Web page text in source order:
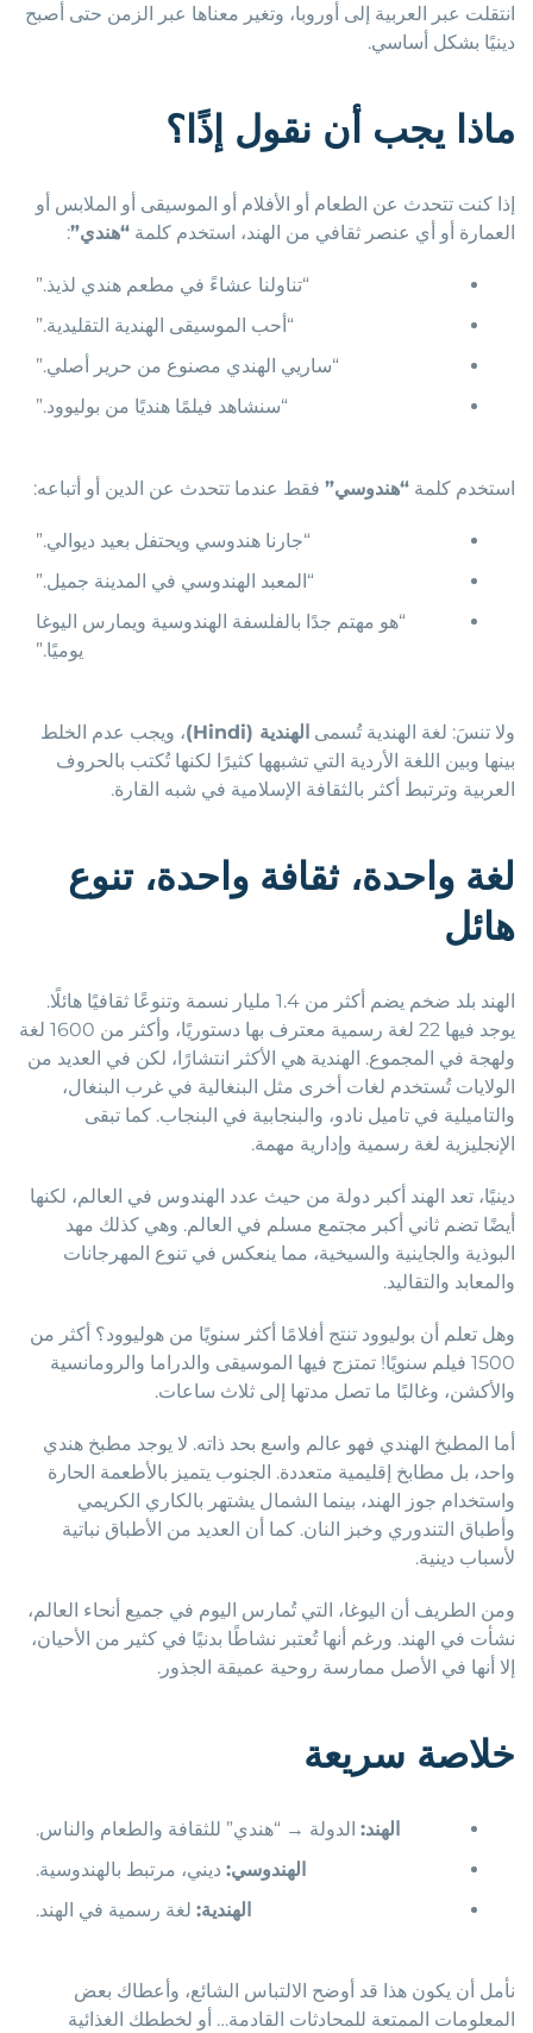
انتقلت عبر العربية إلى أوروبا، وتغير معناها عبر الزمن حتى أصبح
دينيًا بشكل أساسي.
ماذا يجب أن نقول إذًا؟
إذا كنت تتحدث عن الطعام أو الأفلام أو الموسيقى أو الملابس أو
العمارة أو أي عنصر ثقافي من الهند، استخدم كلمة “هندي”:
“تناولنا عشاءً في مطعم هندي لذيذ.”
“أحب الموسيقى الهندية التقليدية.”
“ساريي الهندي مصنوع من حرير أصلي.”
“سنشاهد فيلمًا هنديًا من بوليوود.”
استخدم كلمة “هندوسي”فقط عندما تتحدث عن الدين أو أتباعه:
“جارنا هندوسي ويحتفل بعيد ديوالي.”
“المعبد الهندوسي في المدينة جميل.”
“هو مهتم جدًا بالفلسفة الهندوسية ويمارس اليوغا
يوميًا.”
ولا تنسَ: لغة الهندية تُسمى الهندية ( Hindi
)، ويجب عدم الخلط
بينها وبين اللغة الأردية التي تشبهها كثيرًا لكنها تُكتب بالحروف
العربية وترتبط أكثر بالثقافة الإسلامية في شبه القارة.
لغة واحدة، ثقافة واحدة، تنوع
هائل
الهند بلد ضخم يضم أكثر من 1.4 مليار نسمة وتنوعًا ثقافيًا هائلًا.
يوجد فيها 22 لغة رسمية معترف بها دستوريًا، وأكثر من 1600 لغة
ولهجة في المجموع. الهندية هي الأكثر انتشارًا، لكن في العديد من
الولايات تُستخدم لغات أخرى مثل البنغالية في غرب البنغال،
والتاميلية في تاميل نادو، والبنجابية في البنجاب. كما تبقى
الإنجليزية لغة رسمية وإدارية مهمة.
دينيًا، تعد الهند أكبر دولة من حيث عدد الهندوس في العالم، لكنها
أيضًا تضم ثاني أكبر مجتمع مسلم في العالم. وهي كذلك مهد
البوذية والجاينية والسيخية، مما ينعكس في تنوع المهرجانات
والمعابد والتقاليد.
وهل تعلم أن بوليوود تنتج أفلامًا أكثر سنويًا من هوليوود؟ أكثر من
1500 فيلم سنويًا! تمتزج فيها الموسيقى والدراما والرومانسية
والأكشن، وغالبًا ما تصل مدتها إلى ثلاث ساعات.
أما المطبخ الهندي فهو عالم واسع بحد ذاته. لا يوجد مطبخ هندي
واحد، بل مطابخ إقليمية متعددة. الجنوب يتميز بالأطعمة الحارة
واستخدام جوز الهند، بينما الشمال يشتهر بالكاري الكريمي
وأطباق التندوري وخبز النان. كما أن العديد من الأطباق نباتية
لأسباب دينية.
ومن الطريف أن اليوغا، التي تُمارس اليوم في جميع أنحاء العالم،
نشأت في الهند. ورغم أنها تُعتبر نشاطًا بدنيًا في كثير من الأحيان،
إلا أنها في الأصل ممارسة روحية عميقة الجذور.
خلاصة سريعة
الهند:الدولة → “هندي” للثقافة والطعام والناس.
الهندوسي:ديني، مرتبط بالهندوسية.
الهندية:لغة رسمية في الهند.
نأمل أن يكون هذا قد أوضح الالتباس الشائع، وأعطاك بعض
المعلومات الممتعة للمحادثات القادمة… أو لخططك الغذائية